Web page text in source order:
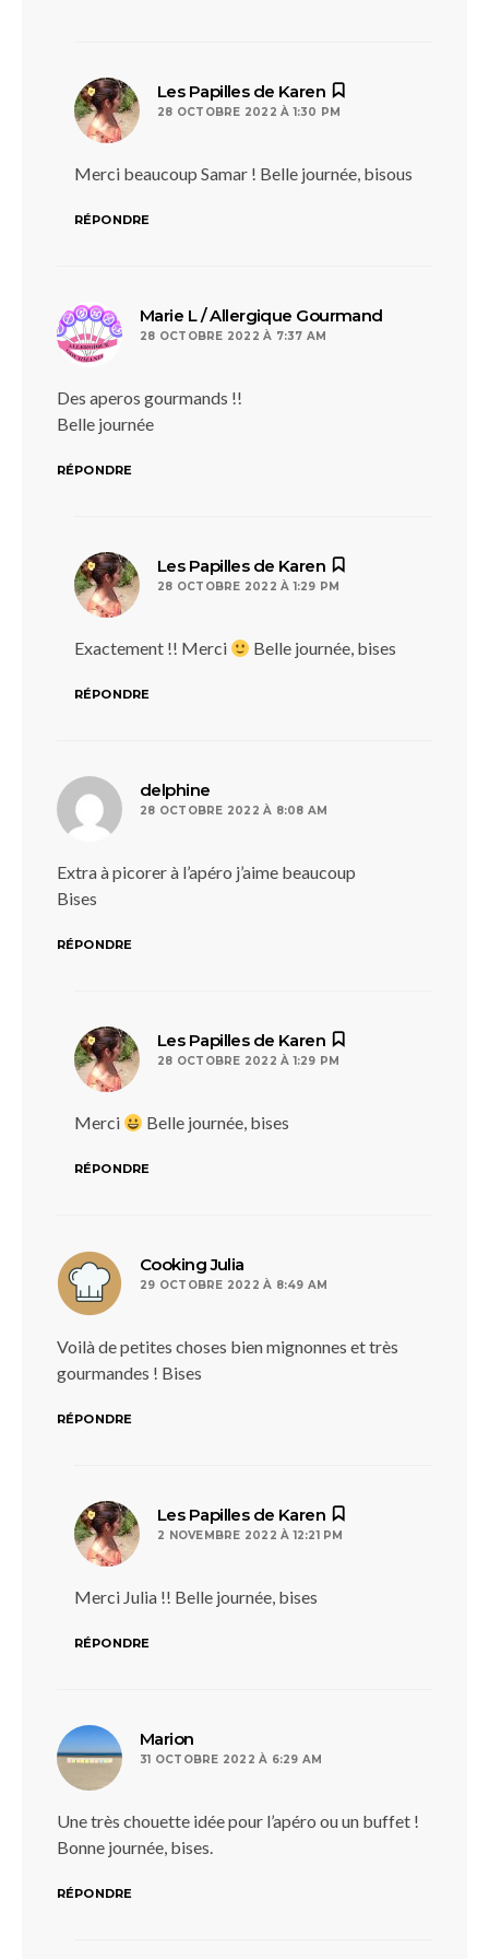
Les Papilles de Karen
28 OCTOBRE 2022 À 1:30 PM
Merci beaucoup Samar ! Belle journée, bisous
RÉPONDRE
Marie L / Allergique Gourmand
28 OCTOBRE 2022 À 7:37 AM
Des aperos gourmands !!
Belle journée
RÉPONDRE
Les Papilles de Karen
28 OCTOBRE 2022 À 1:29 PM
Exactement !! Merci Belle journée, bises
RÉPONDRE
delphine
28 OCTOBRE 2022 À 8:08 AM
Extra à picorer à l’apéro j’aime beaucoup
Bises
RÉPONDRE
Les Papilles de Karen
28 OCTOBRE 2022 À 1:29 PM
Merci Belle journée, bises
RÉPONDRE
Cooking Julia
29 OCTOBRE 2022 À 8:49 AM
Voilà de petites choses bien mignonnes et très
gourmandes ! Bises
RÉPONDRE
Les Papilles de Karen
2 NOVEMBRE 2022 À 12:21 PM
Merci Julia !! Belle journée, bises
RÉPONDRE
Marion
31 OCTOBRE 2022 À 6:29 AM
Une très chouette idée pour l’apéro ou un buffet !
Bonne journée, bises.
RÉPONDRE